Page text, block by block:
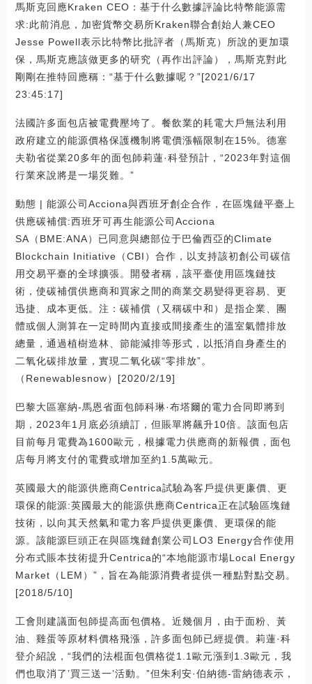
馬斯克回應Kraken CEO：基于什么數據評論比特幣能源需
求:此前消息，加密貨幣交易所Kraken聯合創始人兼CEO
Jesse Powell表示比特幣比批評者（馬斯克）所說的更加環
保，馬斯克應該做更多的研究（再作出評論），馬斯克對此
剛剛在推特回應稱：“基于什么數據呢？”[2021/6/17
23:45:17]
法國許多面包店被電費壓垮了。餐飲業的耗電大戶無法利用
政府建立的能源價格保護機制將電價漲幅限制在15%。德塞
夫勒省從業20多年的面包師莉蓮·科登預計，“2023年對這個
行業來說將是一場災難。”
動態 | 能源公司Acciona與西班牙創企合作，在區塊鏈平臺上
供應碳補償:西班牙可再生能源公司Acciona
SA（BME:ANA）已同意與總部位于巴倫西亞的Climate
Blockchain Initiative（CBI）合作，以支持該初創公司碳信
用交易平臺的全球擴張。開發者稱，該平臺使用區塊鏈技
術，使碳補償供應商和買家之間的商業交易變得更容易、更
迅捷、成本更低。注：碳補償（又稱碳中和）是指企業、團
體或個人測算在一定時間內直接或間接產生的溫室氣體排放
總量，通過植樹造林、節能減排等形式，以抵消自身產生的
二氧化碳排放量，實現二氧化碳“零排放”。
（Renewablesnow）[2020/2/19]
巴黎大區塞納-馬恩省面包師科琳·布塔爾的電力合同即將到
期，2023年1月底必須續訂，但賬單將飆升10倍。該面包店
目前每月電費為1600歐元，根據電力供應商的新報價，面包
店每月將支付的電費或增加至約1.5萬歐元。
英國最大的能源供應商Centrica試驗為客戶提供更廉價、更
環保的能源:英國最大的能源供應商Centrica正在試驗區塊鏈
技術，以向其天然氣和電力客戶提供更廉價、更環保的能
源。該能源巨頭正在與區塊鏈創業公司LO3 Energy合作使用
分布式賬本技術提升Centrica的“本地能源市場Local Energy
Market（LEM）”，旨在為能源消費者提供一種點對點交易。
[2018/5/10]
工會則建議面包師提高面包價格。近幾個月，由于面粉、黃
油、雞蛋等原材料價格飛漲，許多面包師已經提價。莉蓮·科
登介紹說，“我們的法棍面包價格從1.1歐元漲到1.3歐元，我
們也取消了’買三送一’活動。”但朱利安·伯納德-雷納德表示，